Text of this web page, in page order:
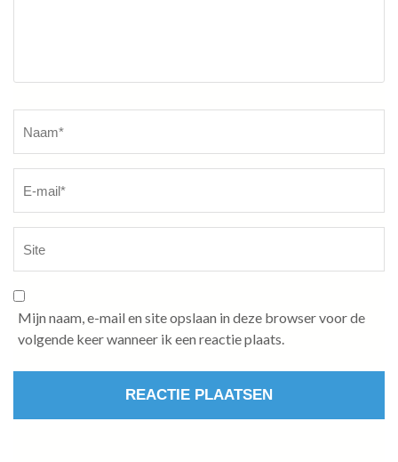
Mijn naam, e-mail en site opslaan in deze browser voor de
volgende keer wanneer ik een reactie plaats.